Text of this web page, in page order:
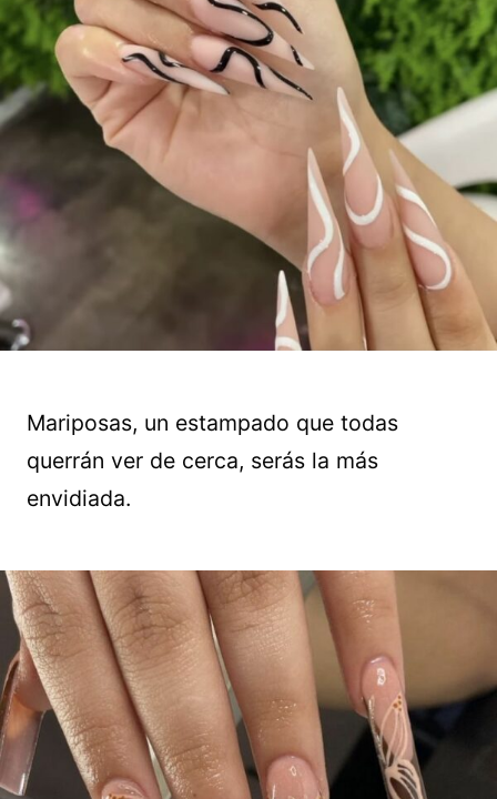
Mariposas, un estampado que todas
querrán ver de cerca, serás la más
envidiada.